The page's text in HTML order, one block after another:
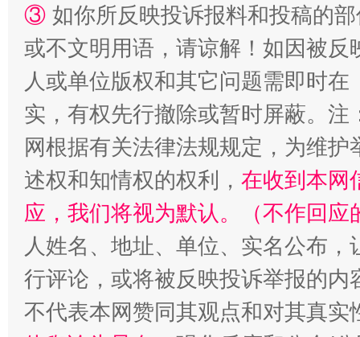
漫山遍野的桃花与雪山、麦地、白藏房 除
招工难、用工荒背后
③ 如你所反映投诉报料和投稿的
或不文明用语，请谅解！如因被
人或单位版权和其它问题需即时在
实，有权先行撤除或暂时屏蔽。
网根据有关法律法规规定，为维
述权和知情权的权利， 在收到本网
应，我们将视为默认。（不作回应
人姓名、地址、单位、实名公布
行评论，或将被反映投诉举报的
不代表本网赞同其观点和对其真实